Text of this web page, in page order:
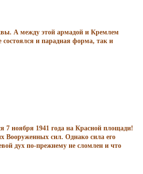
А между этой армадой и Кремлем
и парадная форма, так и
7 ноября 1941 года на Красной площади!
Вооруженных сил. Однако сила его
дух по-прежнему не сломлен и что